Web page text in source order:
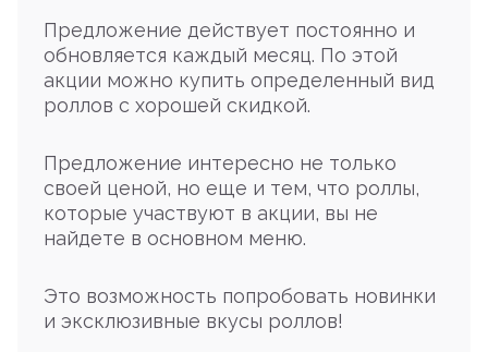
Предложение действует постоянно и
обновляется каждый месяц. По этой
акции можно купить определенный вид
роллов с хорошей скидкой.
Предложение интересно не только
своей ценой, но еще и тем, что роллы,
которые участвуют в акции, вы не
найдете в основном меню.
Это возможность попробовать новинки
и эксклюзивные вкусы роллов!